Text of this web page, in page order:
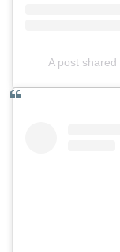
A post